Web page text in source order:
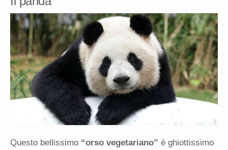
Questo bellissimo “orso vegetariano” è ghiottissimo